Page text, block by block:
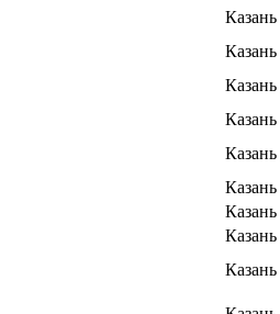
Казань
Казань
Казань
Казань
Казань
Казань
Казань
Казань
Казань